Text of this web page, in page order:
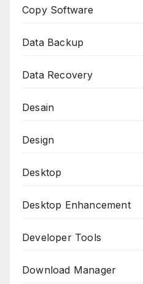
Copy Software
Data Backup
Data Recovery
Desain
Design
Desktop
Desktop Enhancement
Developer Tools
Download Manager